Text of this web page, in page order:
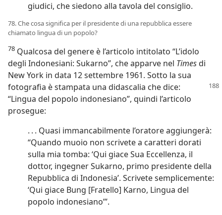
giudici, che siedono alla tavola del consiglio.
78. Che cosa significa per il presidente di una repubblica essere
chiamato lingua di un popolo?
78 Qualcosa del genere è l’articolo intitolato “L’idolo
degli Indonesiani: Sukarno”, che apparve nel Timesdi
New York in data 12 settembre 1961. Sotto la sua
fotografia è stampata una didascalia chedice:
“Lingua del popolo indonesiano”, quindi l’articolo
prosegue:
. . . Quasi immancabilmente l’oratore aggiungerà:
“Quando muoio non scrivete a caratteri dorati
sulla mia tomba: ‘Qui giace Sua Eccellenza, il
dottor, ingegner Sukarno, primo presidente della
Repubblica di Indonesia’. Scrivete semplicemente:
‘Qui giace Bung [Fratello] Karno, Lingua del
popolo indonesiano’”.